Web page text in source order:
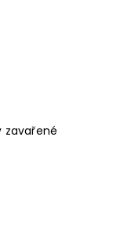
zavařené